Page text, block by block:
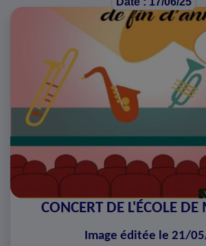
CONCERT DE L'ÉCOLE
Image éditée le 21/